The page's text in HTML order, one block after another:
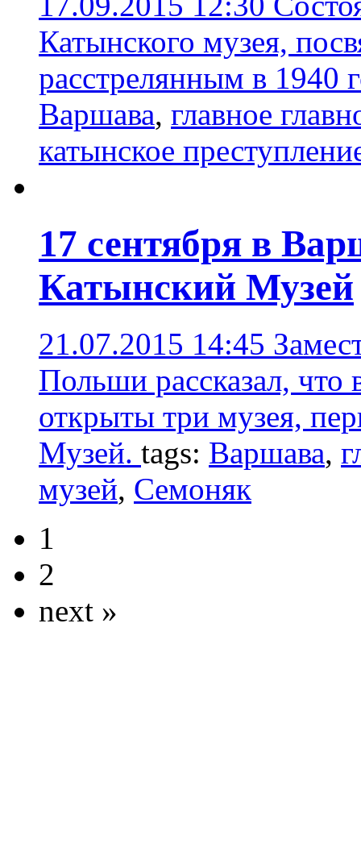
Катынского музея,
расстрелянным в 1940
Варшава, главное
катынское
17 сентября в
Катынский Музей
21.07.2015 14:45
Польши рассказал, что
открыты три музея,
Музей. tags: Варшава,
музей, Семоняк
1
2
next »